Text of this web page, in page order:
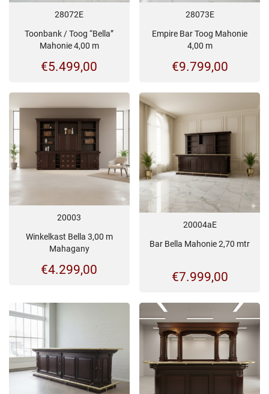
28072E
Toonbank / Toog “Bella”
Mahonie 4,00 m
€5.499,00
28073E
Empire Bar Toog Mahonie
4,00 m
€9.799,00
20003
Winkelkast Bella 3,00 m
Mahagany
€4.299,00
20004aE
Bar Bella Mahonie 2,70 mtr
€7.999,00